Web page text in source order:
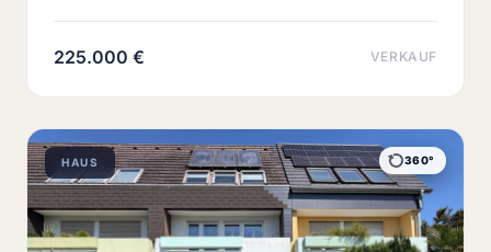
225.000 € VERKAUF
HAUS 360°